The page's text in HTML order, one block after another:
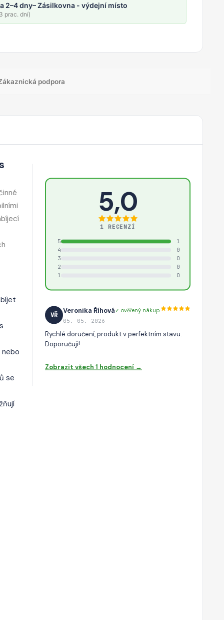
2–4 dny– Zásilkovna - výdejní místo
prac. dní)
podpora
se
5,0
1 RECENZÍ
5
1
4
0
3
0
2
0
1
0
VŘ
Veronika Říhová✓ ověřený nákup
05. 05. 2026
Rychlé doručení, produkt v perfektním stavu.
Doporučuji!
Zobrazit všech 1 hodnocení →